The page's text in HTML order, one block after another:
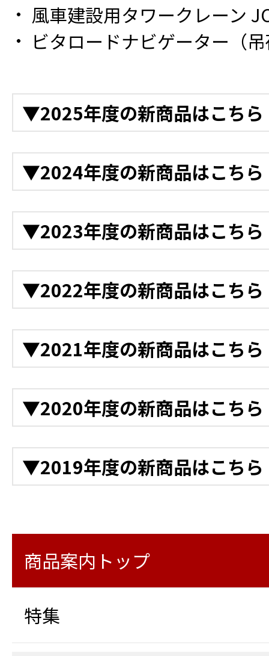
風車建設用タワークレーン
ビタロードナビゲーター（
▼2025年度の新商品はこちら
12月
衝突被害軽減アシスト装
後付け衝突軽減システム
ラ
ホー
11月
ゲート付きカゴ台車
クローラー台車
アルカートスカイ
10月
LED投光機6灯式
LED投光機4灯（2灯×2）
9月
▼2024年度の新商品はこちら
12月
電動バックホー
電動ドライコンプレッサ
電動ランマー
電動プレート
11月
電動階段運搬車 NEO電ネ
バッテリー式運搬車
充電式バッテリー工具 4
Business（スターリンク
鉄筋出来形自動検測シス
システムModely）
▼2023年度の新商品はこちら
12月
軌陸Vダンプ D-1628
軌陸バックホー
鉄道用LED投光機
11月
トンネル点検プラットフ
高所作業車 トラック式 バ
高所作業車 トラック式
10月
ドライブレコーダー CS-
▼2022年度の新商品はこちら
12月
アルミ製収納庫台車
ハンドパレット（自走式
フォークリフト
11月
ブーム旋回時走行警告シ
電動ランマー
▼2021年度の新商品はこちら
12月
衝突警報装置（高所作業
クラウドカメラ
Safety Training System
路安全教育編）
高所作業車 スーパーデッ
大型橋梁点検車
▼2020年度の新商品はこちら
12月
デジタル温度計
ロボットクリーナー マキ
11月
除菌蛍光ライト
▼2019年度の新商品はこちら
LEDビジョンカー
特殊発電機
11月
商品案内トップ
特集